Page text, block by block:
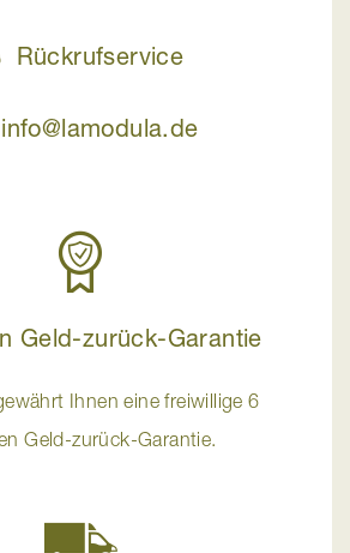
Rückrufservice
info@lamodula.de
Geld-zurück-Garantie
Ihnen eine freiwillige 6
Geld-zurück-Garantie.